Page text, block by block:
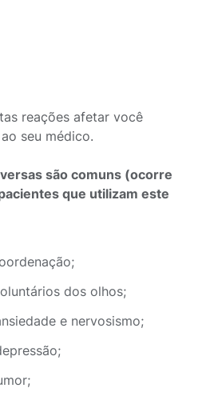
reações afetar você
seu médico.
são comuns (ocorre
que utilizam este
dos olhos;
e nervosismo;